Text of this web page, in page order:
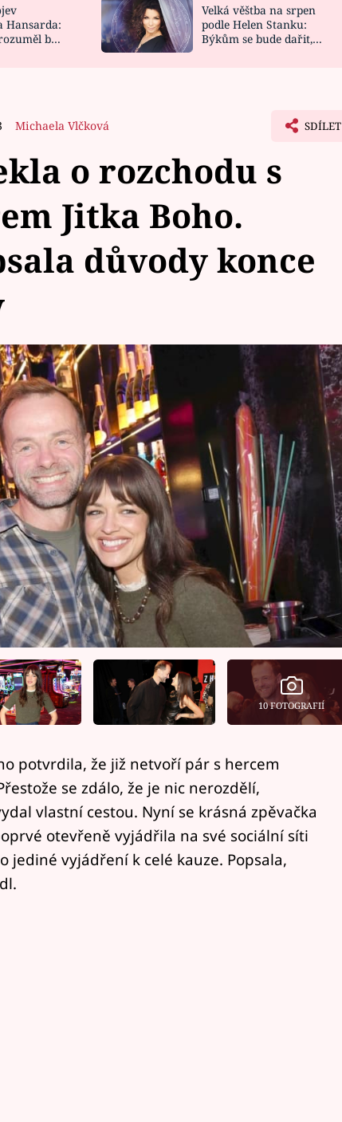
NOVINKY
VIDEORECEPTY
Hansarda:
by
Velká věštba na srpen
podle Helen Stanku:
Býkům se bude dařit,
Michaela Vlčková SDÍLET
o rozchodu s
Jitka Boho.
důvody konce
10 FOTOGRAFIÍ
potvrdila, že již netvoří pár s hercem
se zdálo, že je nic nerozdělí,
vlastní cestou. Nyní se krásná zpěvačka
otevřeně vyjádřila na své sociální síti
jediné vyjádření k celé kauze. Popsala,